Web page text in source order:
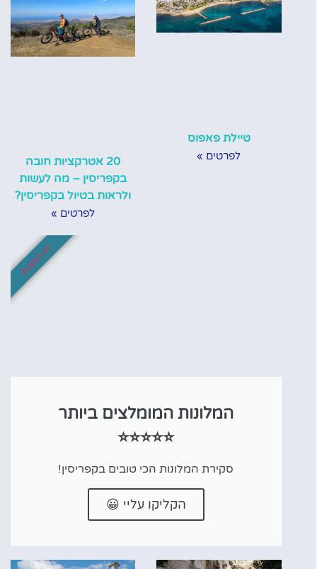
Beach Resort
טיילת פאפוס
לפרטים »
20 אטרקציות חובה
בקפריסין – מה לעשות
ולראות בטיול בקפריסין?
לפרטים »
המלונות המומלצים ביותר
⭐⭐⭐⭐⭐
סקירת המלונות הכי טובים בקפריסין!
הקליקו עליי 😀
לא לפספס!